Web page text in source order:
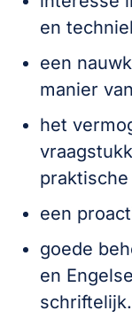
en
een
manier
het
een
goede
en
schriftelijk.